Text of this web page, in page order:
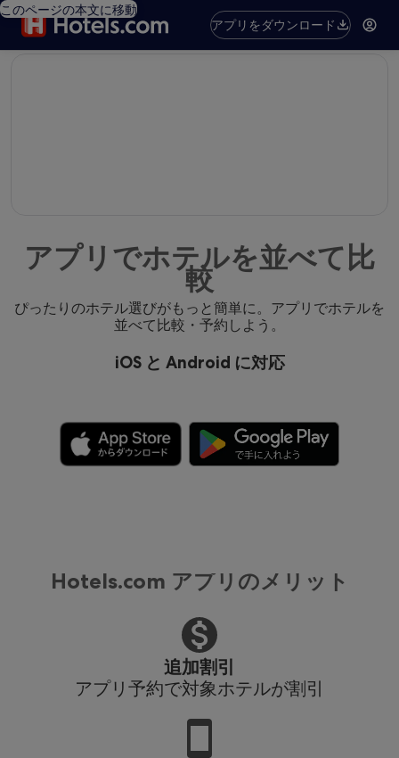
このページの本文に移動
アプリをダウンロード
アプリでホテルを並べて比
較
ぴったりのホテル選びがもっと簡単に。アプリでホテルを
並べて比較・予約しよう。
iOS と Android に対応
Hotels.com アプリのメリット
追加割引
アプリ予約で対象ホテルが割引